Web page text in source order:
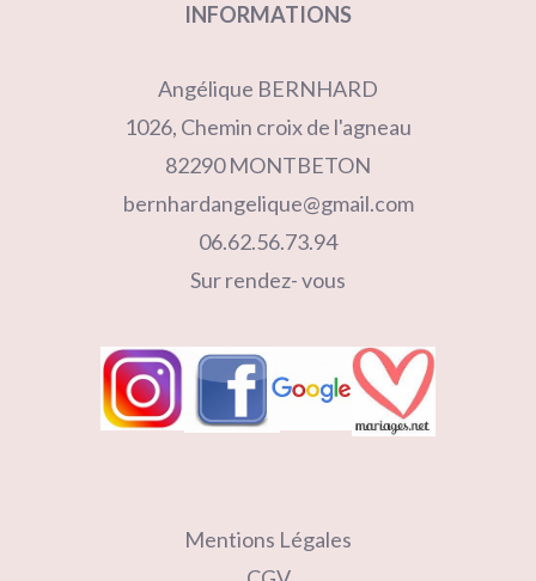
INFORMATIONS
Angélique BERNHARD
1026, Chemin croix de l'agneau
82290 MONTBETON
bernhardangelique@gmail.com
06.62.56.73.94
Sur rendez- vous
Mentions Légales